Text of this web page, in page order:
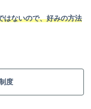
はないので、好みの方法
度